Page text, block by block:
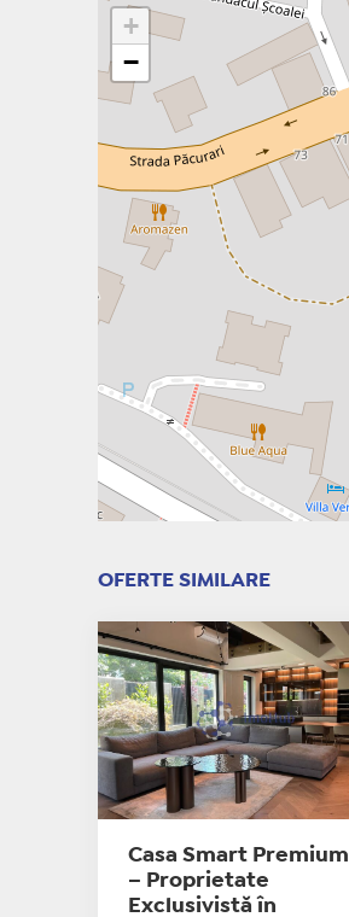
+
−
OFERTE SIMILARE
Casa Smart Premium
– Proprietate
Exclusivistă în